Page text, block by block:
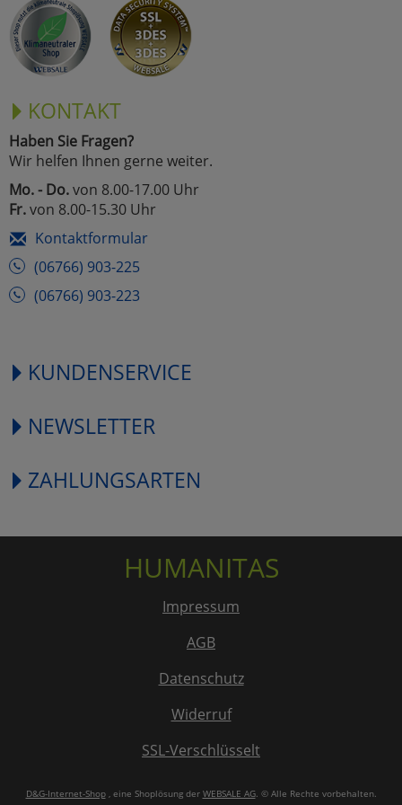
KONTAKT
Haben Sie Fragen?
Wir helfen Ihnen gerne weiter.
Mo. - Do.von 8.00-17.00 Uhr
Fr.von 8.00-15.30 Uhr
Kontaktformular
(06766) 903-225
(06766) 903-223
KUNDENSERVICE
NEWSLETTER
ZAHLUNGSARTEN
HUMANITAS
Impressum
AGB
Datenschutz
Widerruf
SSL-Verschlüsselt
D&G-Internet-Shop, eine Shoplösung der WEBSALE AG. © Alle Rechte vorbehalten.
Marketing
Alle Akzeptieren
Cookies
Einstellungen speichern